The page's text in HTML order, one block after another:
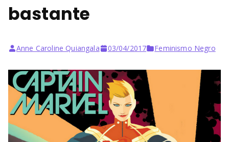
bastante
Anne Caroline Quiangala 03/04/2017 Feminismo Negro